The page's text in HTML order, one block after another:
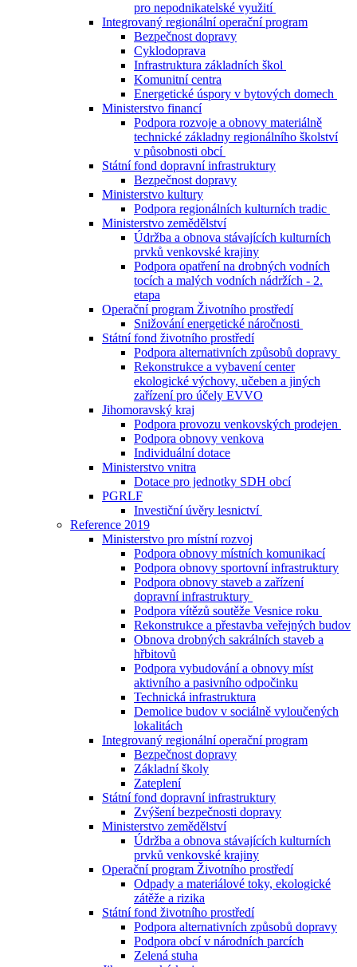
pro nepodnikatelské využití
Integrovaný regionální operační program
Bezpečnost dopravy
Cyklodoprava
Infrastruktura základních škol
Komunitní centra
Energetické úspory v bytových domech
Ministerstvo financí
Podpora rozvoje a obnovy materiálně
technické základny regionálního školství
v působnosti obcí
Státní fond dopravní infrastruktury
Bezpečnost dopravy
Ministerstvo kultury
Podpora regionálních kulturních tradic
Ministerstvo zemědělství
Údržba a obnova stávajících kulturních
prvků venkovské krajiny
Podpora opatření na drobných vodních
tocích a malých vodních nádržích - 2.
etapa
Operační program Životního prostředí
Snižování energetické náročnosti
Státní fond životního prostředí
Podpora alternativních způsobů dopravy
Rekonstrukce a vybavení center
ekologické výchovy, učeben a jiných
zařízení pro účely EVVO
Jihomoravský kraj
Podpora provozu venkovských prodejen
Podpora obnovy venkova
Individuální dotace
Ministerstvo vnitra
Dotace pro jednotky SDH obcí
PGRLF
Investiční úvěry lesnictví
Reference 2019
Ministerstvo pro místní rozvoj
Podpora obnovy místních komunikací
Podpora obnovy sportovní infrastruktury
Podpora obnovy staveb a zařízení
dopravní infrastruktury
Podpora vítězů soutěže Vesnice roku
Rekonstrukce a přestavba veřejných budov
Obnova drobných sakrálních staveb a
hřbitovů
Podpora vybudování a obnovy míst
aktivního a pasivního odpočinku
Technická infrastruktura
Demolice budov v sociálně vyloučených
lokalitách
Integrovaný regionální operační program
Bezpečnost dopravy
Základní školy
Zateplení
Státní fond dopravní infrastruktury
Zvýšení bezpečnosti dopravy
Ministerstvo zemědělství
Údržba a obnova stávajících kulturních
prvků venkovské krajiny
Operační program Životního prostředí
Odpady a materiálové toky, ekologické
zátěže a rizika
Státní fond životního prostředí
Podpora alternativních způsobů dopravy
Podpora obcí v národních parcích
Zelená stuha